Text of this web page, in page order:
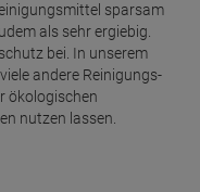
sparsam
als sehr ergiebig.
bei. In unserem
andere Reinigungs-
ökologischen
nutzen lassen.